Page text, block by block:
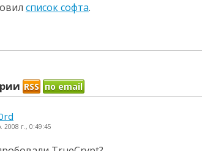
список софта.
RSS по email
2008 г., 0:49:45